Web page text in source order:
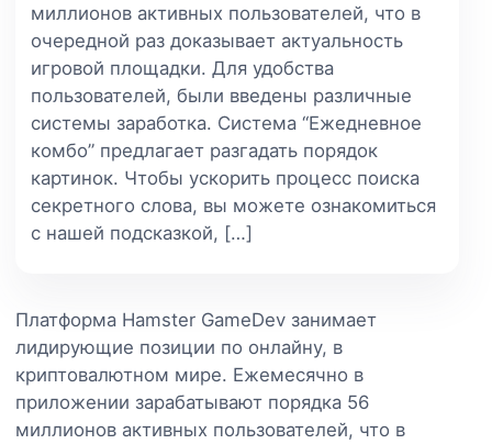
миллионов активных пользователей, что в
очередной раз доказывает актуальность
игровой площадки. Для удобства
пользователей, были введены различные
системы заработка. Система “Ежедневное
комбо” предлагает разгадать порядок
картинок. Чтобы ускорить процесс поиска
секретного слова, вы можете ознакомиться
с нашей подсказкой, […]
Платформа Hamster GameDev занимает
лидирующие позиции по онлайну, в
криптовалютном мире. Ежемесячно в
приложении зарабатывают порядка 56
миллионов активных пользователей, что в